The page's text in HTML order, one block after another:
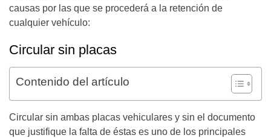
causas por las que se procederá a la retención de
cualquier vehículo:
Circular sin placas
Contenido del artículo
Circular sin ambas placas vehiculares y sin el documento
que justifique la falta de éstas es uno de los principales